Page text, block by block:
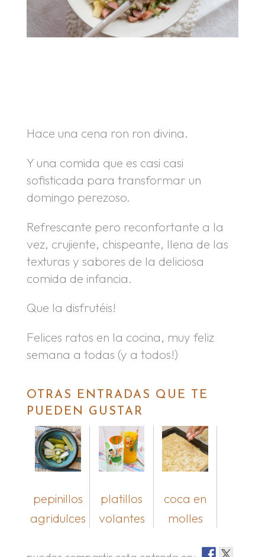
Hace una cena ron ron divina.
Y una comida que es casi casi
sofisticada para transformar un
domingo perezoso.
Refrescante pero reconfortante a la
vez, crujiente, chispeante, llena de las
texturas y sabores de la deliciosa
comida de infancia.
Que la disfrutéis!
Felices ratos en la cocina, muy feliz
semana a todas (y a todos!)
OTRAS ENTRADAS QUE TE
PUEDEN GUSTAR
pepinillos
agridulces
platillos
volantes
coca en
molles